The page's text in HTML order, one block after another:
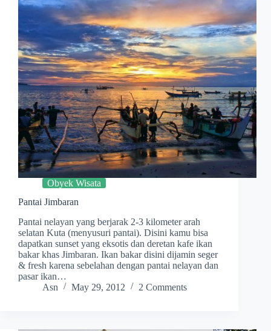
Obyek Wisata
Pantai Jimbaran
Pantai nelayan yang berjarak 2-3 kilometer arah
selatan Kuta (menyusuri pantai). Disini kamu bisa
dapatkan sunset yang eksotis dan deretan kafe ikan
bakar khas Jimbaran. Ikan bakar disini dijamin seger
& fresh karena sebelahan dengan pantai nelayan dan
pasar ikan…
Asn
May 29, 2012 2 Comments